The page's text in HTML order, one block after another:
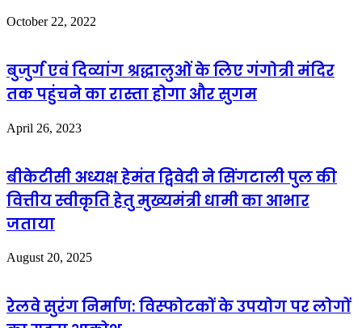
October 22, 2022
बुजुर्ग एवं दिव्यांग श्रद्धालुओं के लिए गंगोत्री मंदिर
तक पहुंचने का रास्ता होगा और सुगम
April 26, 2023
बीकेटीसी अध्यक्ष हेमंत द्विवेदी ने सिंगटाली पुल की
वित्तीय स्वीकृति हेतु मुख्यमंत्री धामी का आभार
जताया
August 20, 2025
रेलवे सुरंग निर्माण: विस्फोटकों के उपयोग पर लोगों